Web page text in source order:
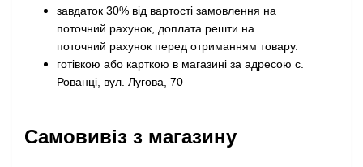
завдаток 30% від вартості замовлення на
поточний рахунок, доплата решти на
поточний рахунок перед отриманням товару.
готівкою або карткою в магазині за адресою с.
Рованці, вул. Лугова, 70
Самовивіз з магазину